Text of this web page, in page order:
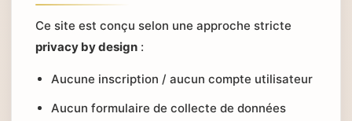
Ce site est conçu selon une approche stricte
privacy by design :
Aucune inscription / aucun compte utilisateur
Aucun formulaire de collecte de données